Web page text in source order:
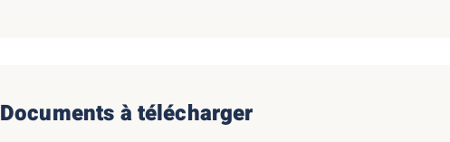
Documents à télécharger